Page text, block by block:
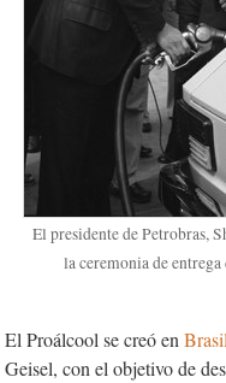
El presidente de Petrobras,
la ceremonia de
El Proálcool se creó en Brasil
Geisel, con el objetivo de